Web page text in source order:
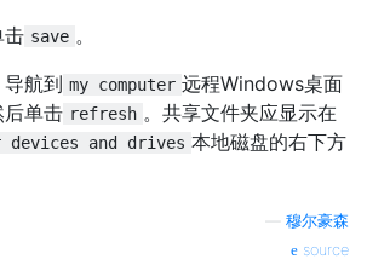
击 save 。
航到 my computer 远程Windows桌面
后单击 refresh 。共享文件夹应显示在
devices and drives 本地磁盘的右下方
穆尔豪森
source